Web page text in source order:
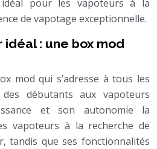
pour les vapoteurs à la
de vapotage exceptionnelle.
idéal : une box mod
mod qui s’adresse à tous les
débutants aux vapoteurs
et son autonomie la
vapoteurs à la recherche de
tandis que ses fonctionnalités